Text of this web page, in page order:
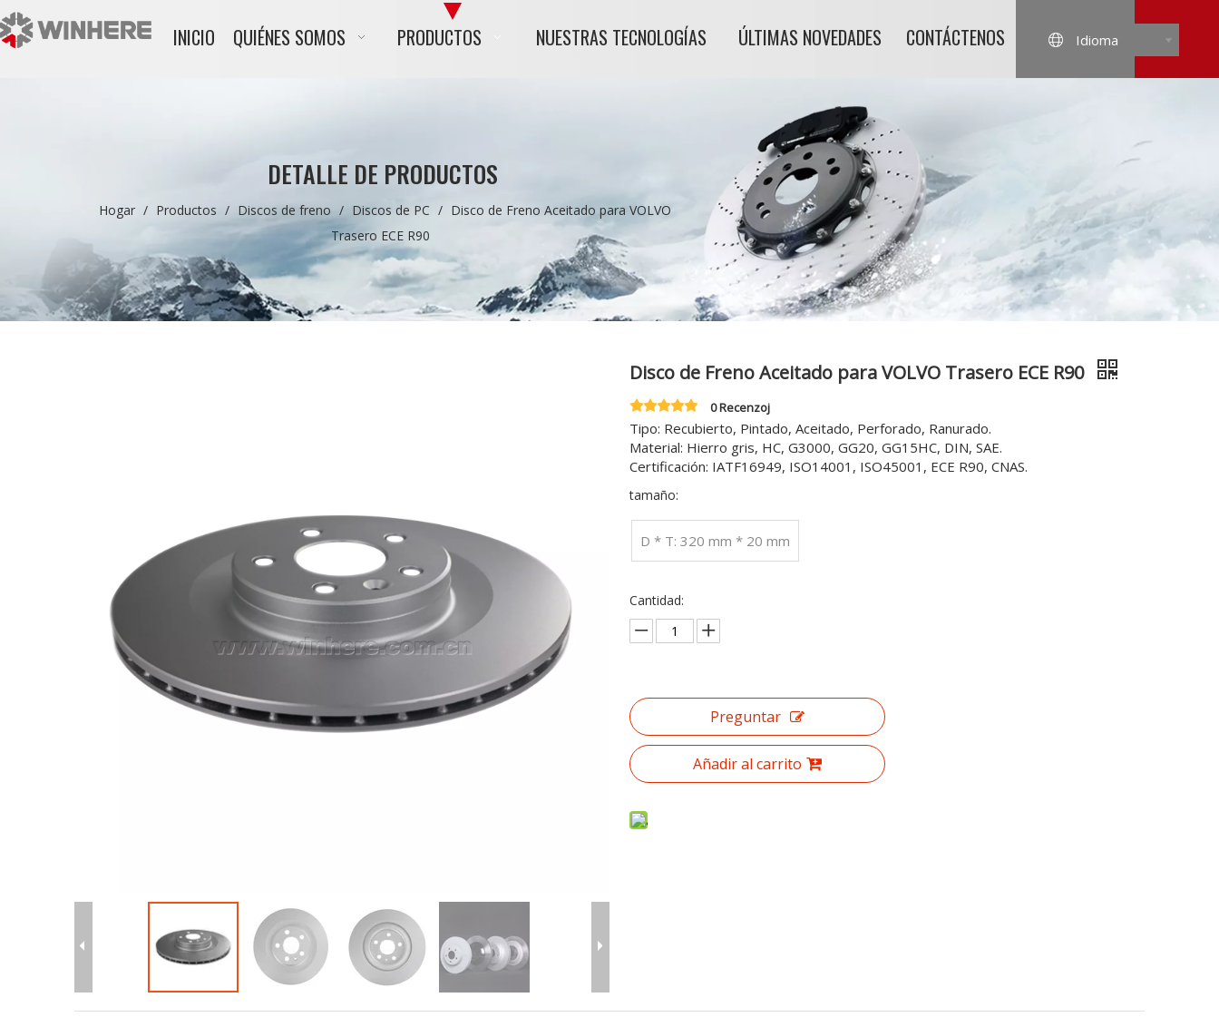
INICIO QUIÉNES SOMOS PRODUCTOS NUESTRAS TECNOLOGÍAS ÚLTIMAS NOVEDADES CONTÁCTENOS Idioma
DETALLE DE PRODUCTOS
Hogar / Productos / Discos de freno / Discos de PC / Disco de Freno Aceitado para VOLVO
Trasero ECE R90
Disco de Freno Aceitado para VOLVO Trasero ECE R90
0 Recenzoj
Tipo: Recubierto, Pintado, Aceitado, Perforado, Ranurado.
Material: Hierro gris, HC, G3000, GG20, GG15HC, DIN, SAE.
Certificación: IATF16949, ISO14001, ISO45001, ECE R90, CNAS.
tamaño:
D * T: 320 mm * 20 mm
Cantidad:
Preguntar
Añadir al carrito